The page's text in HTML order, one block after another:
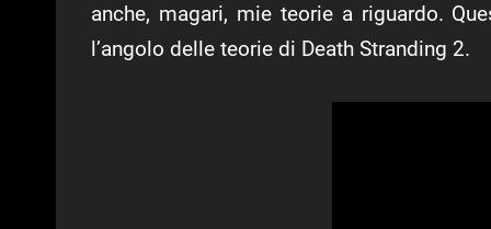
anche, magari, mie teorie a riguardo.
l’angolo delle teorie di Death Stranding 2.